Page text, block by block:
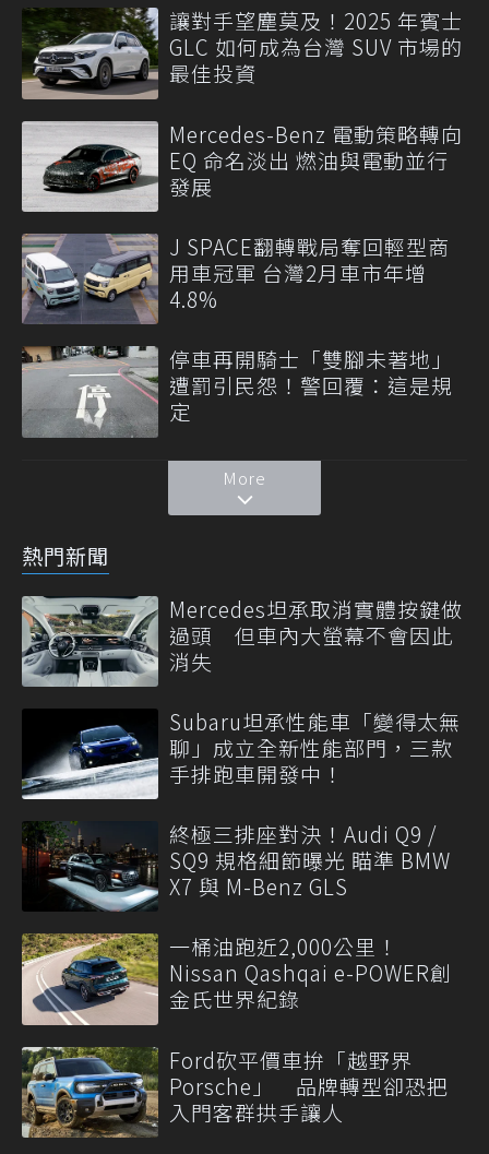
讓對手望塵莫及！2025 年賓士
GLC 如何成為台灣 SUV 市場的
最佳投資
Mercedes-Benz 電動策略轉向
EQ 命名淡出 燃油與電動並行
發展
J SPACE翻轉戰局奪回輕型商
用車冠軍 台灣2月車市年增
4.8%
停車再開騎士「雙腳未著地」
遭罰引民怨！警回覆：這是規
定
More
熱門新聞
Mercedes坦承取消實體按鍵做
過頭 但車內大螢幕不會因此
消失
Subaru坦承性能車「變得太無
聊」成立全新性能部門，三款
手排跑車開發中！
終極三排座對決！Audi Q9 /
SQ9 規格細節曝光 瞄準 BMW
X7 與 M-Benz GLS
一桶油跑近2,000公里！
Nissan Qashqai e-POWER創
金氏世界紀錄
Ford砍平價車拚「越野界
Porsche」 品牌轉型卻恐把
入門客群拱手讓人